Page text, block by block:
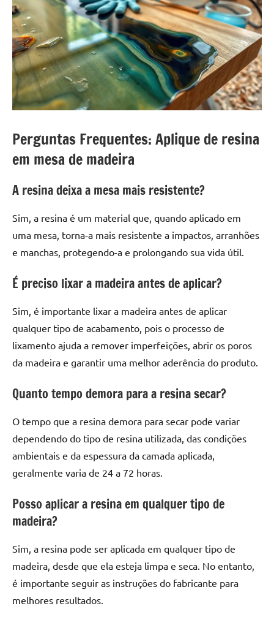
resinadas.
Perguntas Frequentes: Aplique de resina
em mesa de madeira
A resina deixa a mesa mais resistente?
Sim, a resina é um material que, quando aplicado em
uma mesa, torna-a mais resistente a impactos, arranhões
e manchas, protegendo-a e prolongando sua vida útil.
É preciso lixar a madeira antes de aplicar?
Sim, é importante lixar a madeira antes de aplicar
qualquer tipo de acabamento, pois o processo de
lixamento ajuda a remover imperfeições, abrir os poros
da madeira e garantir uma melhor aderência do produto.
Quanto tempo demora para a resina secar?
O tempo que a resina demora para secar pode variar
dependendo do tipo de resina utilizada, das condições
ambientais e da espessura da camada aplicada,
geralmente varia de 24 a 72 horas.
Posso aplicar a resina em qualquer tipo de
madeira?
Sim, a resina pode ser aplicada em qualquer tipo de
madeira, desde que ela esteja limpa e seca. No entanto,
é importante seguir as instruções do fabricante para
melhores resultados.